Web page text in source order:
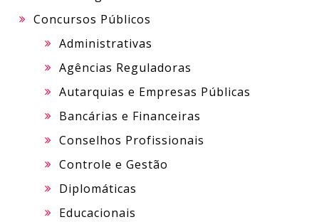
Concursos Públicos
Administrativas
Agências Reguladoras
Autarquias e Empresas Públicas
Bancárias e Financeiras
Conselhos Profissionais
Controle e Gestão
Diplomáticas
Educacionais